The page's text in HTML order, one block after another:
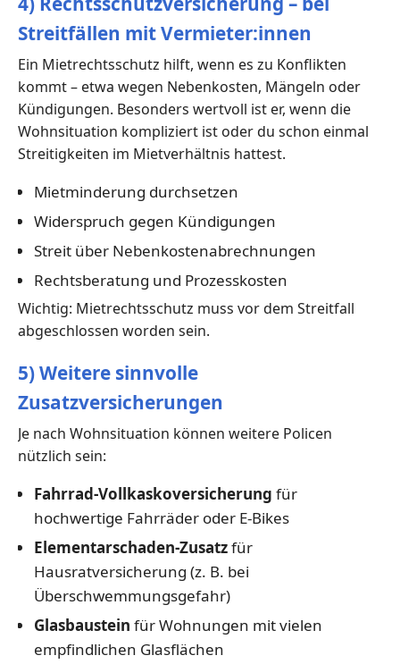
Streitfällen mit Vermieter:innen
Ein Mietrechtsschutz hilft, wenn es zu Konflikten
kommt – etwa wegen Nebenkosten, Mängeln oder
Kündigungen. Besonders wertvoll ist er, wenn die
Wohnsituation kompliziert ist oder du schon einmal
Streitigkeiten im Mietverhältnis hattest.
Mietminderung durchsetzen
Widerspruch gegen Kündigungen
Streit über Nebenkostenabrechnungen
Rechtsberatung und Prozesskosten
Wichtig: Mietrechtsschutz muss vor dem Streitfall
abgeschlossen worden sein.
5) Weitere sinnvolle
Zusatzversicherungen
Je nach Wohnsituation können weitere Policen
nützlich sein:
Fahrrad-Vollkaskoversicherung für
hochwertige Fahrräder oder E-Bikes
Elementarschaden-Zusatzfür
Hausratversicherung (z. B. bei
Überschwemmungsgefahr)
Glasbaustein für Wohnungen mit vielen
empfindlichen Glasflächen